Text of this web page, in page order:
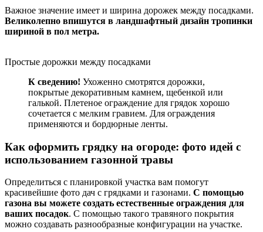
Важное значение имеет и ширина дорожек между посадками.
Великолепно впишутся в ландшафтный дизайн тропинки
шириной в пол метра.
Простые дорожки между посадками
К сведению! Ухоженно смотрятся дорожки,
покрытые декоративным камнем, щебенкой или
галькой. Плетеное ограждение для грядок хорошо
сочетается с мелким гравием. Для ограждения
применяются и бордюрные ленты.
Как оформить грядку на огороде: фото идей с
использованием газонной травы
Определиться с планировкой участка вам помогут
красивейшие фото дач с грядками и газонами. С помощью
газона вы можете создать естественные ограждения для
ваших посадок. С помощью такого травяного покрытия
можно создавать разнообразные конфигурации на участке.